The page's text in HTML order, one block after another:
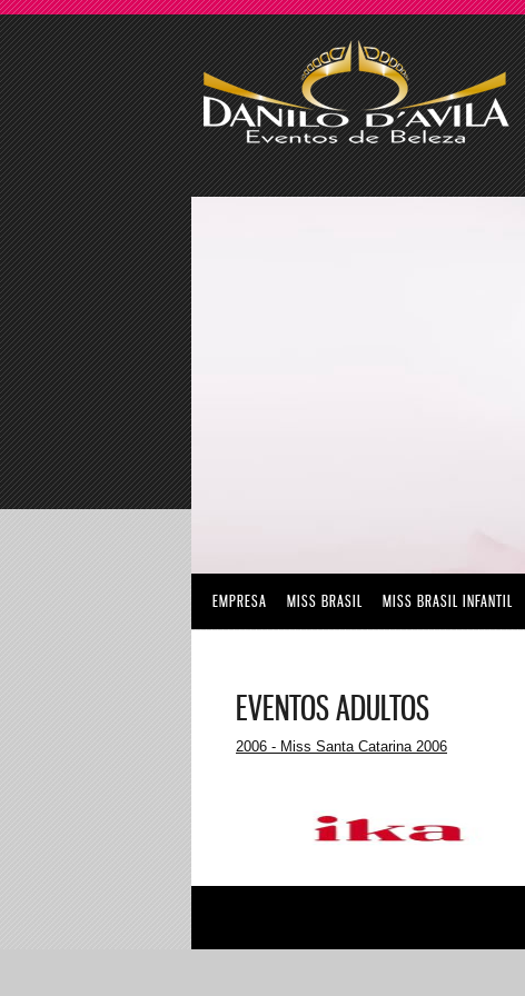
EMPRESA MISS BRASIL MISS BRASIL INFANTIL
EVENTOS ADULTOS
2006 - Miss Santa Catarina 2006